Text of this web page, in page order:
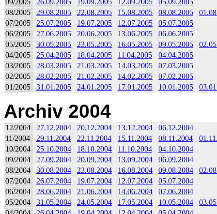
09/2005
26.09.2005 19.09.2005 12.09.2005
05.09.2005
08/2005
29.08.2005 22.08.2005 15.08.2005 08.08.2005
07/2005
25.07.2005 19.07.2005 12.07.2005
05.07.2005
06/2005
27.06.2005 20.06.2005 13.06.2005
06.06.2005
05/2005
30.05.2005 23.05.2005 16.05.2005 09.05.2005
04/2005
25.04.2005 18.04.2005 11.04.2005
04.04.2005
03/2005
28.03.2005 21.03.2005 14.03.2005
07.03.2005
02/2005
28.02.2005 21.02.2005 14.02.2005
07.02.2005
01/2005
31.01.2005 24.01.2005 17.01.2005 10.01.2005
Archiv 2004
12/2004 27.12.2004 20.12.2004 13.12.2004
06.12.2004
11/2004
29.11.2004 22.11.2004 15.11.2004 08.11.2004
10/2004
25.10.2004 18.10.2004 11.10.2004
04.10.2004
09/2004
27.09.2004 20.09.2004 13.09.2004
06.09.2004
08/2004
30.08.2004 23.08.2004 16.08.2004 09.08.2004
07/2004
26.07.2004 19.07.2004 12.07.2004
05.07.2004
06/2004
28.06.2004 21.06.2004 14.06.2004
07.06.2004
05/2004
31.05.2004 24.05.2004 17.05.2004 10.05.2004